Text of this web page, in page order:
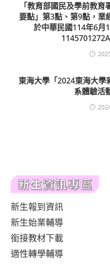
「教育部國民及學前教
要點」第3點、第9點，業
於中華民國114年6月
東海大學「2024東海大
系體驗活
新生報到資訊
新生始業輔導
銜接教材下載
適性轉學輔導